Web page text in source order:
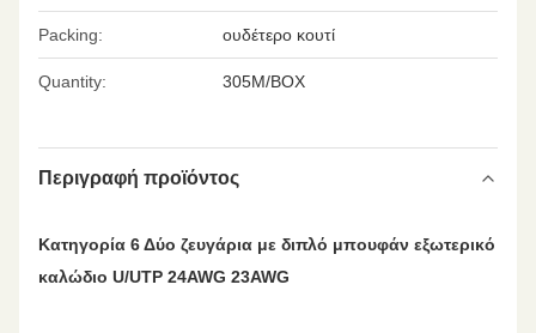
Packing: ουδέτερο κουτί
Quantity: 305M/BOX
Περιγραφή προϊόντος
Κατηγορία 6 Δύο ζευγάρια με διπλό μπουφάν εξωτερικό
καλώδιο U/UTP 24AWG 23AWG